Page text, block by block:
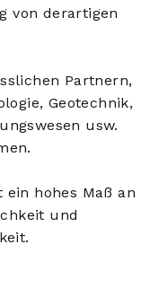
von derartigen
Partnern,
Geotechnik,
usw.
hohes Maß an
und